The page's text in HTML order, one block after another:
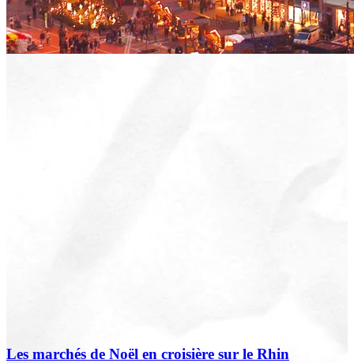
Les marchés de Noël en croisière sur le Rhin